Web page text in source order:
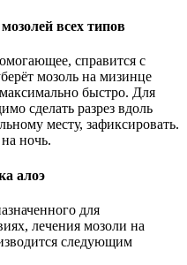
всех типов
справится с
мозоль на мизинце
быстро. Для
сделать разрез вдоль
месту, зафиксировать.
ночь.
алоэ
для
лечения мозоли на
следующим